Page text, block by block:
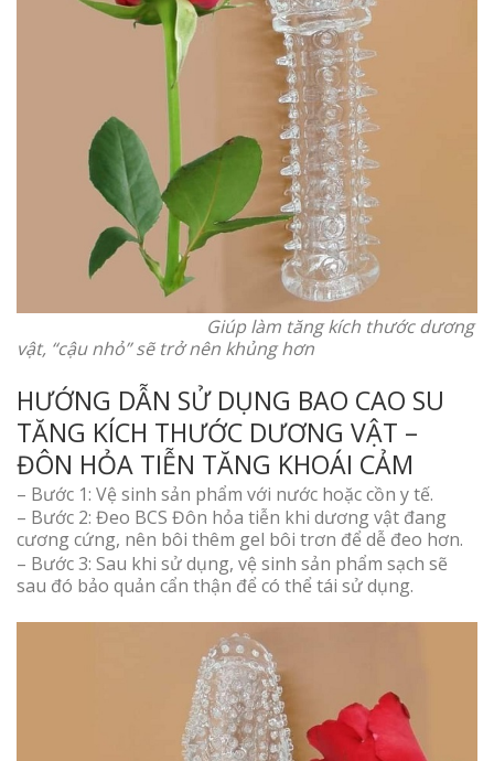
Giúp làm tăng kích thước dương
vật, “cậu nhỏ” sẽ trở nên khủng hơn
HƯỚNG DẪN SỬ DỤNG BAO CAO SU
TĂNG KÍCH THƯỚC DƯƠNG VẬT –
ĐÔN HỎA TIỄN TĂNG KHOÁI CẢM
– Bước 1: Vệ sinh sản phẩm với nước hoặc cồn y tế.
– Bước 2: Đeo BCS Đôn hỏa tiễn khi dương vật đang
cương cứng, nên bôi thêm gel bôi trơn để dễ đeo hơn.
– Bước 3: Sau khi sử dụng, vệ sinh sản phẩm sạch sẽ
sau đó bảo quản cẩn thận để có thể tái sử dụng.